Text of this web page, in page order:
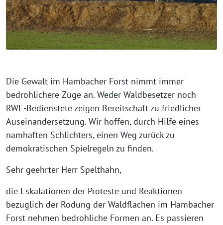
Die Gewalt im Hambacher Forst nimmt immer
bedrohlichere Züge an. Weder Waldbesetzer noch
RWE-Bedienstete zeigen Bereitschaft zu friedlicher
Auseinandersetzung. Wir hoffen, durch Hilfe eines
namhaften Schlichters, einen Weg zurück zu
demokratischen Spielregeln zu finden.
Sehr geehrter Herr Spelthahn,
die Eskalationen der Proteste und Reaktionen
bezüglich der Rodung der Waldflächen im Hambacher
Forst nehmen bedrohliche Formen an. Es passieren